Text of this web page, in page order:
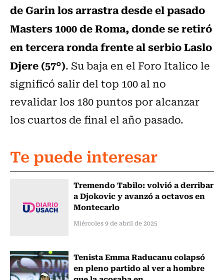
de Garin los arrastra desde el pasado
Masters 1000 de Roma, donde se retiró
en tercera ronda frente al serbio Laslo
Djere (57°). Su baja en el Foro Italico le
significó salir del top 100 al no
revalidar los 180 puntos por alcanzar
los cuartos de final el año pasado.
Te puede interesar
Tremendo Tabilo: volvió a derribar
a Djokovic y avanzó a octavos en
Montecarlo
Miércoles 9 de abril de 2025
Tenista Emma Raducanu colapsó
en pleno partido al ver a hombre